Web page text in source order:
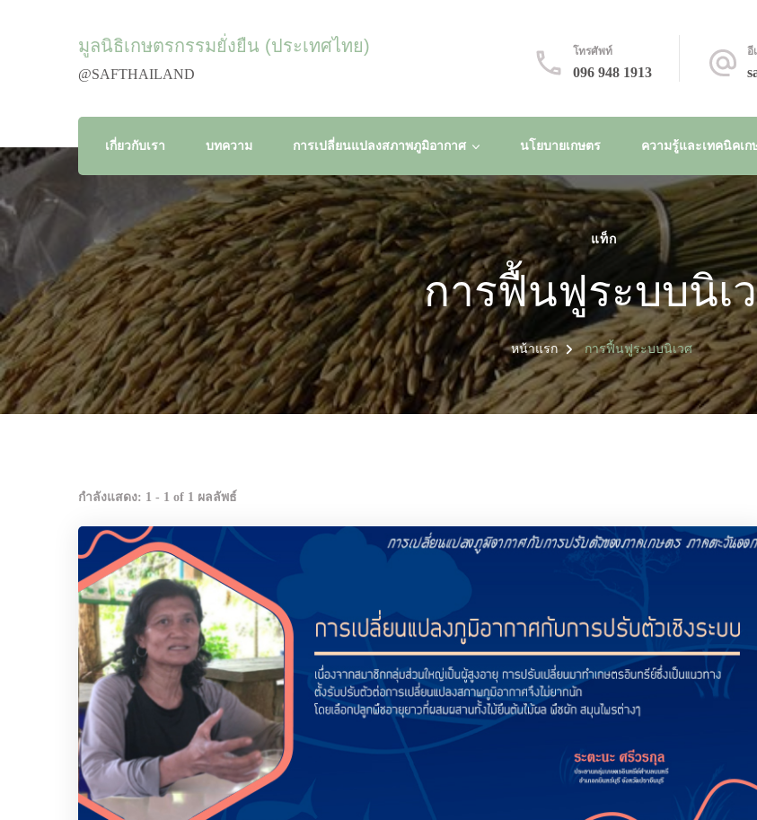
มูลนิธิเกษตรกรรมยั่งยืน (ประเทศไทย)
@SAFTHAILAND
โทรศัพท์
096 948 1913
อี
เกี่ยวกับเรา บทความ การเปลี่ยนแปลงสภาพภูมิอากาศ นโยบายเกษตร ความรู้และเทคนิคเก
แท็ก
การฟื้นฟูระบบนิเ
หน้าแรก การฟื้นฟูระบบนิเวศ
กำลังแสดง: 1 - 1 of 1 ผลลัพธ์